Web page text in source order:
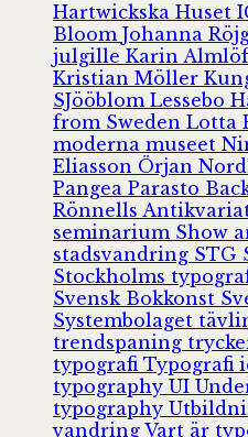
Hartwickska Huset
Bloom Johanna
julgille Karin
Kristian Möller
SJööblom Lessebo
from Sweden Lotta
moderna museet
Eliasson Örjan
Pangea Parasto
Rönnells
seminarium Show
stadsvandring STG
Stockholms
Svensk Bokkonst
Systembolaget
trendspaning
typografi Typografi
typography UI
typography
vandring Vart är